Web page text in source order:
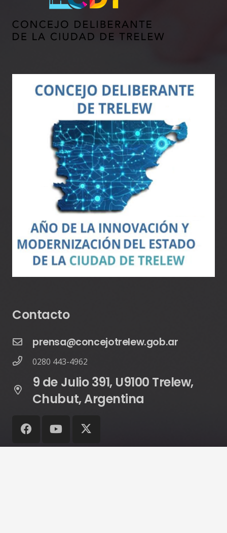
Contacto
prensa@concejotrelew.gob.ar
0280 443-4962
9 de Julio 391, U9100 Trelew,
Chubut, Argentina